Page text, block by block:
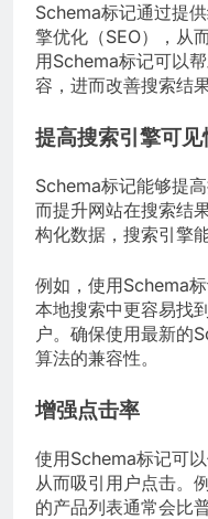
Schema标记通过提
擎优化（SEO），从
用Schema标记可以
容，进而改善搜索结
提高搜索引擎可见
Schema标记能够提
而提升网站在搜索结
构化数据，搜索引擎
例如，使用Schema
本地搜索中更容易找
户。确保使用最新的
算法的兼容性。
增强点击率
使用Schema标记可
从而吸引用户点击。
的产品列表通常会比